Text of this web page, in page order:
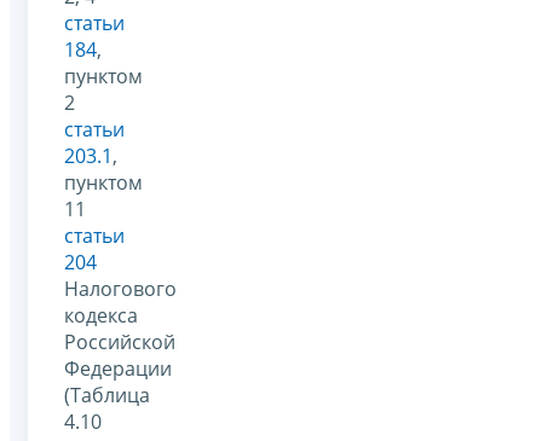
статьи
184,
пунктом
2
статьи
203.1,
пунктом
11
статьи
204
Налогового
кодекса
Российской
Федерации
(Таблица
4.10